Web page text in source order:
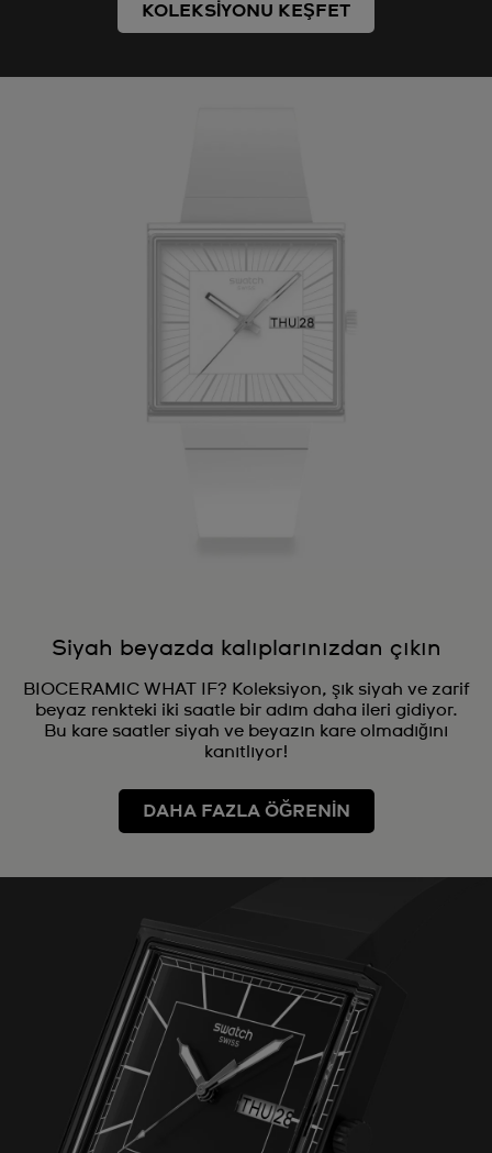
KOLEKSİYONU KEŞFET
Siyah beyazda kalıplarınızdan çıkın
BIOCERAMIC WHAT IF? Koleksiyon, şık siyah ve zarif
beyaz renkteki iki saatle bir adım daha ileri gidiyor.
Bu kare saatler siyah ve beyazın kare olmadığını
kanıtlıyor!
DAHA FAZLA ÖĞRENİN